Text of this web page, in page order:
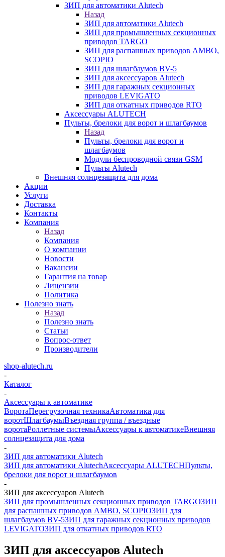
ЗИП для автоматики Alutech
Назад
ЗИП для автоматики Alutech
ЗИП для промышленных секционных
приводов TARGO
ЗИП для распашных приводов AMBO,
SCOPIO
ЗИП для шлагбаумов BV-5
ЗИП для аксессуаров Alutech
ЗИП для гаражных секционных
приводов LEVIGATO
ЗИП для откатных приводов RTO
Аксессуары ALUTECH
Пульты, брелоки для ворот и шлагбаумов
Назад
Пульты, брелоки для ворот и
шлагбаумов
Модули беспроводной связи GSM
Пульты Alutech
Внешняя солнцезащита для дома
Акции
Услуги
Доставка
Контакты
Компания
Назад
Компания
О компании
Новости
Вакансии
Гарантия на товар
Лицензии
Политика
Полезно знать
Назад
Полезно знать
Статьи
Вопрос-ответ
Производители
shop-alutech.ru
-
Каталог
-
Аксессуары к автоматике
ВоротаПерегрузочная техникаАвтоматика для
воротШлагбаумыВъездная группа / въездные
воротаРоллетные системыАксессуары к автоматикеВнешняя
солнцезащита для дома
-
ЗИП для автоматики Alutech
ЗИП для автоматики AlutechАксессуары ALUTECHПульты,
брелоки для ворот и шлагбаумов
-
ЗИП для аксессуаров Alutech
ЗИП для промышленных секционных приводов TARGOЗИП
для распашных приводов AMBO, SCOPIOЗИП для
шлагбаумов BV-5ЗИП для гаражных секционных приводов
LEVIGATOЗИП для откатных приводов RTO
ЗИП для аксессуаров Alutech